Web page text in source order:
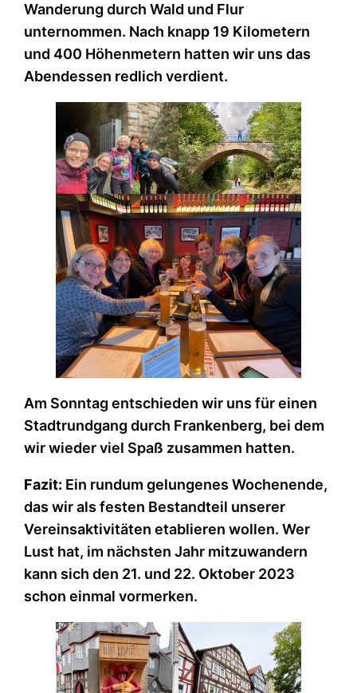
Wanderung durch Wald und Flur
unternommen. Nach knapp 19 Kilometern
und 400 Höhenmetern hatten wir uns das
Abendessen redlich verdient.
Am Sonntag entschieden wir uns für einen
Stadtrundgang durch Frankenberg, bei dem
wir wieder viel Spaß zusammen hatten.
Fazit: Ein rundum gelungenes Wochenende,
das wir als festen Bestandteil unserer
Vereinsaktivitäten etablieren wollen. Wer
Lust hat, im nächsten Jahr mitzuwandern
kann sich den 21. und 22. Oktober 2023
schon einmal vormerken.